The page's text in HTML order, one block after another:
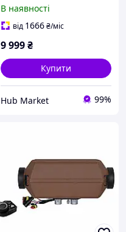
В наявності
від 1666₴/міс
9 999₴
Купити
Hub Market 99%